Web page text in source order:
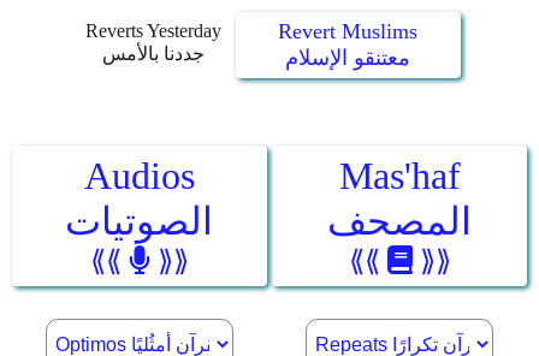
Reverts Yesterday
جددنا بالأمس
Revert Muslims
معتنقو الإسلام
Audios
الصوتيات
⟪⟪ ⟫⟫
Mas'haf
المصحف
⟪⟪ ⟫⟫